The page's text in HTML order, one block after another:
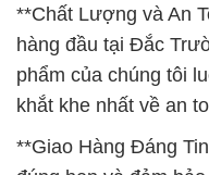
**Chất Lượng và An
hàng đầu tại Đắc
phẩm của chúng tôi
khắt khe nhất về an
**Giao Hàng Đáng